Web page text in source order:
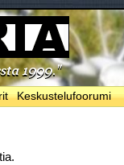
Keskustelufoorumi